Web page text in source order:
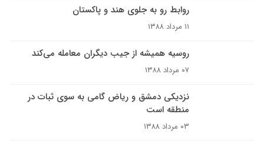
روابط رو به جلوی هند و پاکستان
۱۱ مرداد ۱۳۸۸
روسيه هميشه از جيب ديگران معامله مى‌کند
۰۷ مرداد ۱۳۸۸
نزدیکی دمشق و ریاض گامی به سوی ثبات در
منطقه است
۰۳ مرداد ۱۳۸۸